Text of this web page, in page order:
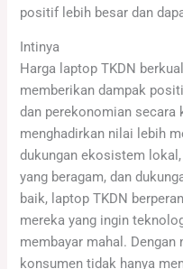
positif lebih besar dan
Intinya
Harga laptop TKDN
memberikan dampak
dan perekonomian secara
menghadirkan nilai lebih
dukungan ekosistem
yang beragam, dan
baik, laptop TKDN
mereka yang ingin
membayar mahal. Dengan
konsumen tidak hanya